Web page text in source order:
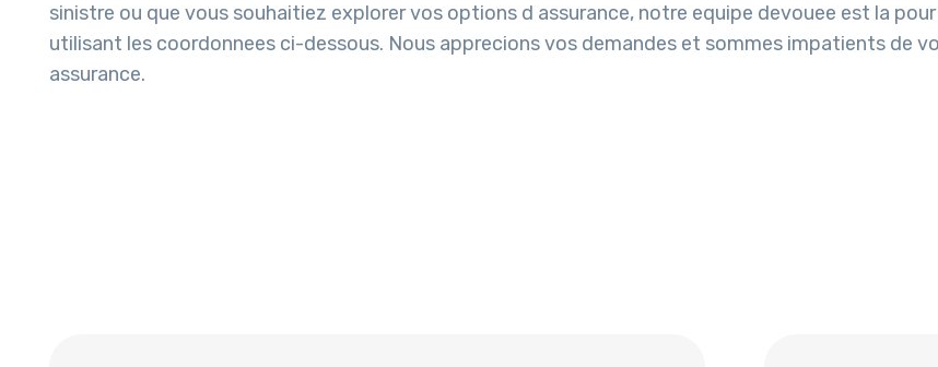
sinistre ou que vous souhaitiez explorer vos options d assurance, notre equipe devouee est la
utilisant les coordonnees ci-dessous. Nous apprecions vos demandes et sommes impatients de
assurance.